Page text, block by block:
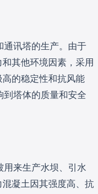
通讯塔的生产。由于
其他环境因素，采用
的稳定性和抗风能
到塔体的质量和安全
来生产水坝、引水
凝土因其强度高、抗